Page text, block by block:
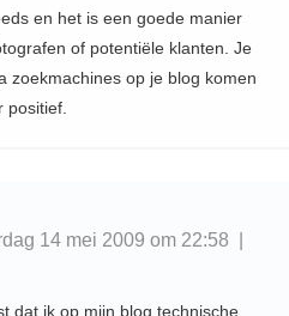
en het is een goede manier
of potentiële klanten. Je
zoekmachines op je blog komen
positief.
14 mei 2009 om 22:58 |
dat ik op mijn blog technische